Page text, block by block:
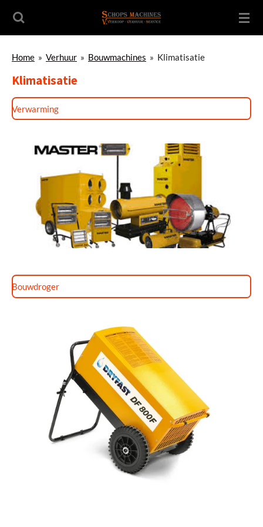
Ga
direct
deHome » Verhuur » Bouwmachines » Klimatisatie
Klimatisatie
Verwarming
Bouwdroger